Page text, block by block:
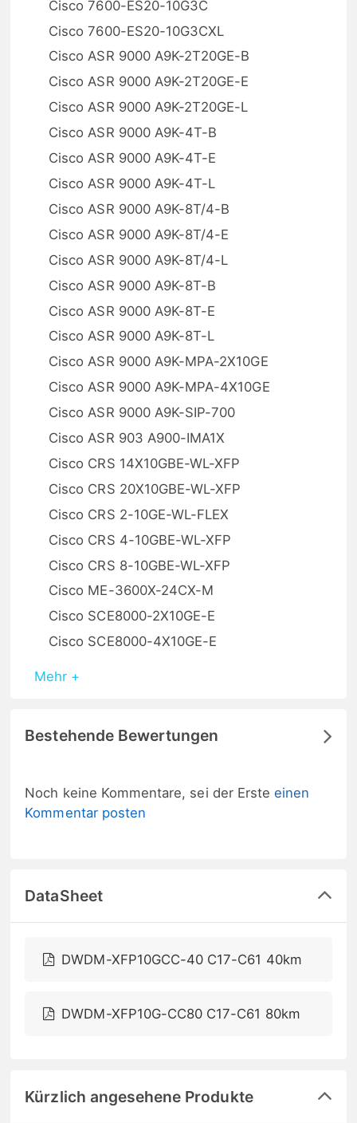
Cisco 7600-ES20-10G3C
Cisco 7600-ES20-10G3CXL
Cisco ASR 9000 A9K-2T20GE-B
Cisco ASR 9000 A9K-2T20GE-E
Cisco ASR 9000 A9K-2T20GE-L
Cisco ASR 9000 A9K-4T-B
Cisco ASR 9000 A9K-4T-E
Cisco ASR 9000 A9K-4T-L
Cisco ASR 9000 A9K-8T/4-B
Cisco ASR 9000 A9K-8T/4-E
Cisco ASR 9000 A9K-8T/4-L
Cisco ASR 9000 A9K-8T-B
Cisco ASR 9000 A9K-8T-E
Cisco ASR 9000 A9K-8T-L
Cisco ASR 9000 A9K-MPA-2X10GE
Cisco ASR 9000 A9K-MPA-4X10GE
Cisco ASR 9000 A9K-SIP-700
Cisco ASR 903 A900-IMA1X
Cisco CRS 14X10GBE-WL-XFP
Cisco CRS 20X10GBE-WL-XFP
Cisco CRS 2-10GE-WL-FLEX
Cisco CRS 4-10GBE-WL-XFP
Cisco CRS 8-10GBE-WL-XFP
Cisco ME-3600X-24CX-M
Cisco SCE8000-2X10GE-E
Cisco SCE8000-4X10GE-E
Mehr +
Bestehende Bewertungen
Noch keine Kommentare, sei der Ersteeinen
Kommentar posten
DataSheet
DWDM-XFP10GCC-40 C17-C61 40km
DWDM-XFP10G-CC80 C17-C61 80km
Kürzlich angesehene Produkte